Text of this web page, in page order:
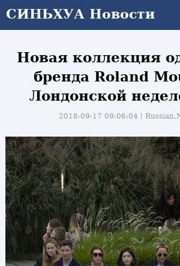
СИНЬХУА Новости
Новая коллекция
бренда Roland
Лондонской
2018-09-17 09:06:04丨